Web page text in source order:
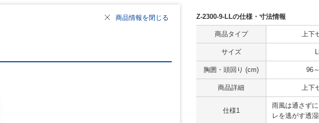
商品情報を閉じる Z-2300-9-LLの仕様・寸法情報
商品タイプ 上下
サイズ
胸囲・頭回り (cm) 96
商品詳細 上下
仕様1
雨風は通さず
レを逃がす透